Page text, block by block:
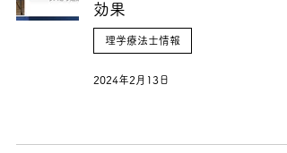
効果
理学療法士情報
2024年2月13日